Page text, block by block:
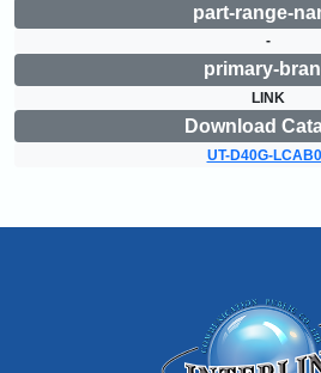
part-range-
-
primary-
LINK
Download
UT-D40G-